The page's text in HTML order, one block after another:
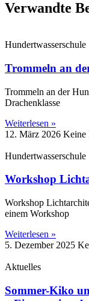
Verwandte
Hundertwasserschule
Trommeln an
Trommeln an der
Drachenklasse
Weiterlesen »
12. März 2026 Keine
Hundertwasserschule
Workshop
Workshop
einem Workshop
Weiterlesen »
5. Dezember 2025
Aktuelles
Sommer-Kiko